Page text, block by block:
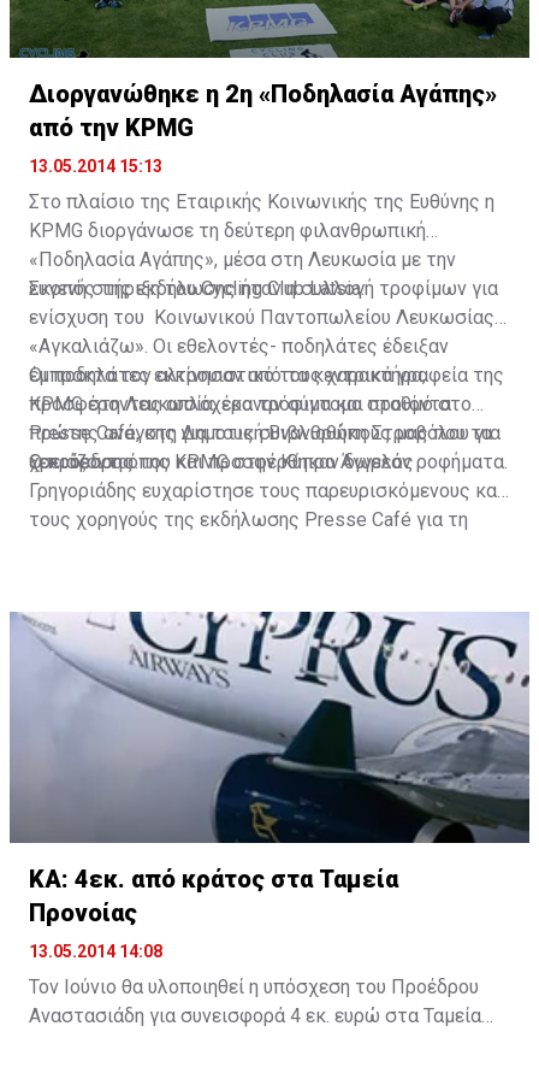
Διοργανώθηκε η 2η «Ποδηλασία Αγάπης»
από την KPMG
13.05.2014 15:13
Στο πλαίσιο της Εταιρικής Κοινωνικής της Ευθύνης η
KPMG διοργάνωσε τη δεύτερη φιλανθρωπική
«Ποδηλασία Αγάπης», μέσα στη Λευκωσία με την
ευγενή στήριξη του Cycling Club Latsia.
Σκοπός της εκδήλωσης ήταν η συλλογή τροφίμων για
ενίσχυση του Κοινωνικού Παντοπωλείου Λευκωσίας
«Αγκαλιάζω». Οι εθελοντές- ποδηλάτες έδειξαν
έμπρακτα τον αλτρουιστικό τους χαρακτήρα,
προσφέροντας απλόχερα τρόφιμα και προϊόντα
πρώτης ανάγκης για τους συνανθρώπους μας που τα
χρειάζονται.
Οι ποδηλάτες εκκίνησαν από τα κεντρικά γραφεία της
KPMG στη Λευκωσία, έκαναν σύντομο σταθμό στο
Presse Cafe, στη Δημοτική Βιβλιοθήκη Στροβόλου για
ξεκούραση όπου και προσφέρθηκαν δωρεάν ροφήματα.
Ο πρόεδρος της KPMG στην Κύπρο Άγγελος
Γρηγοριάδης ευχαρίστησε τους παρευρισκόμενους και
τους χορηγούς της εκδήλωσης Presse Café για τη
Podilates.com για την προσφορά δωρεάν ποδηλάτων,
την QUATRI FUN για τα τετράκυκλα ποδήλατα και
ηλεκτρικά σκουτεράκια, τα οποία απόλαυσαν μικροί
και μεγάλοι και την ασφαλιστική Υδρόγειος για την
ενημέρωση αναφορικά με το νέο ασφαλιστικό πακέτο
που αφορά τους ποδηλάτες.
ΚΑ: 4εκ. από κράτος στα Ταμεία
Προνοίας
13.05.2014 14:08
Τον Ιούνιο θα υλοποιηθεί η υπόσχεση του Προέδρου
Αναστασιάδη για συνεισφορά 4 εκ. ευρώ στα Ταμεία